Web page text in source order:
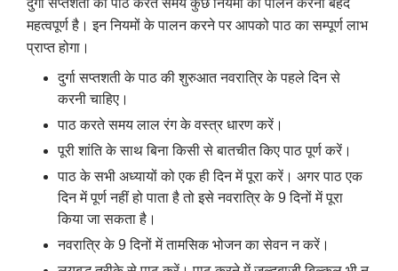
महत्वपूर्ण है। इन नियमों के पालन करने पर आपको पाठ का सम्पूर्ण लाभ
प्राप्त होगा।
दुर्गा सप्तशती के पाठ की शुरुआत नवरात्रि के पहले दिन से
करनी चाहिए।
पाठ करते समय लाल रंग के वस्त्र धारण करें।
पूरी शांति के साथ बिना किसी से बातचीत किए पाठ पूर्ण करें।
पाठ के सभी अध्यायों को एक ही दिन में पूरा करें। अगर पाठ एक
दिन में पूर्ण नहीं हो पाता है तो इसे नवरात्रि के 9 दिनों में पूरा
किया जा सकता है।
नवरात्रि के 9 दिनों में तामसिक भोजन का सेवन न करें।